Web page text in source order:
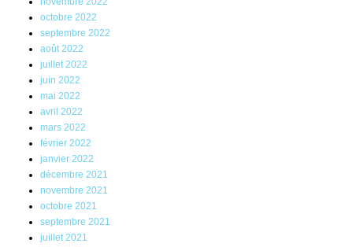
octobre 2022
septembre 2022
août 2022
juillet 2022
juin 2022
mai 2022
avril 2022
mars 2022
février 2022
janvier 2022
décembre 2021
novembre 2021
octobre 2021
septembre 2021
juillet 2021